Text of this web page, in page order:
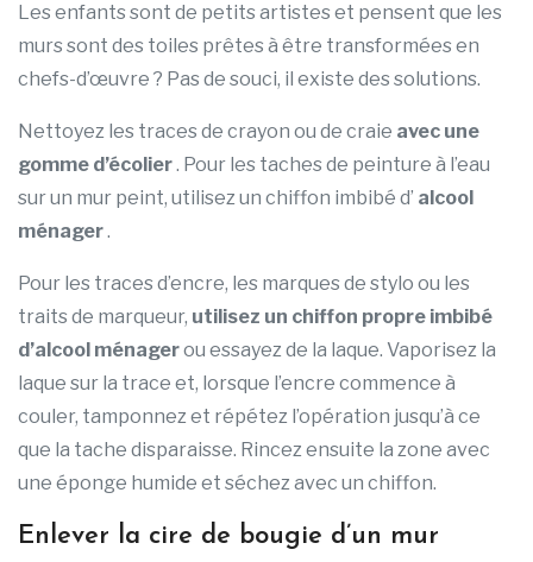
Les enfants sont de petits artistes et pensent que les
murs sont des toiles prêtes à être transformées en
chefs-d’œuvre ? Pas de souci, il existe des solutions.
Nettoyez les traces de crayon ou de craie avec une
gomme d’écolier. Pour les taches de peinture à l’eau
sur un mur peint, utilisez un chiffon imbibé d’ alcool
ménager.
Pour les traces d’encre, les marques de stylo ou les
traits de marqueur, utilisez un chiffon propre imbibé
d’alcool ménagerou essayez de la laque. Vaporisez la
laque sur la trace et, lorsque l’encre commence à
couler, tamponnez et répétez l’opération jusqu’à ce
que la tache disparaisse. Rincez ensuite la zone avec
une éponge humide et séchez avec un chiffon.
Enlever la cire de bougie d’un mur